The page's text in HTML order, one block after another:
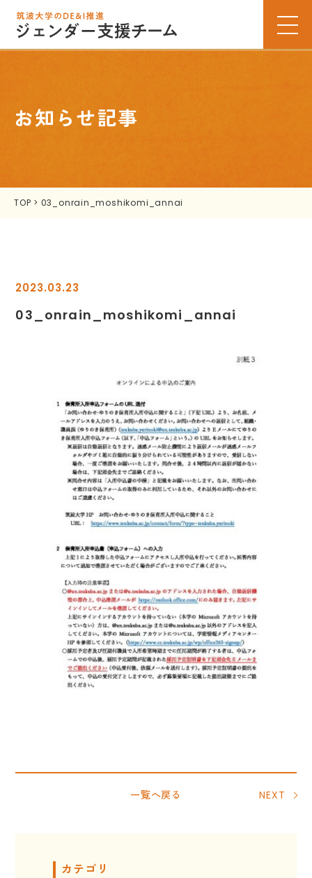
お知らせ記事
TOP > 03_onrain_moshikomi_annai
2023.03.23
03_onrain_moshikomi_annai
一覧へ戻る NEXT
カテゴリ